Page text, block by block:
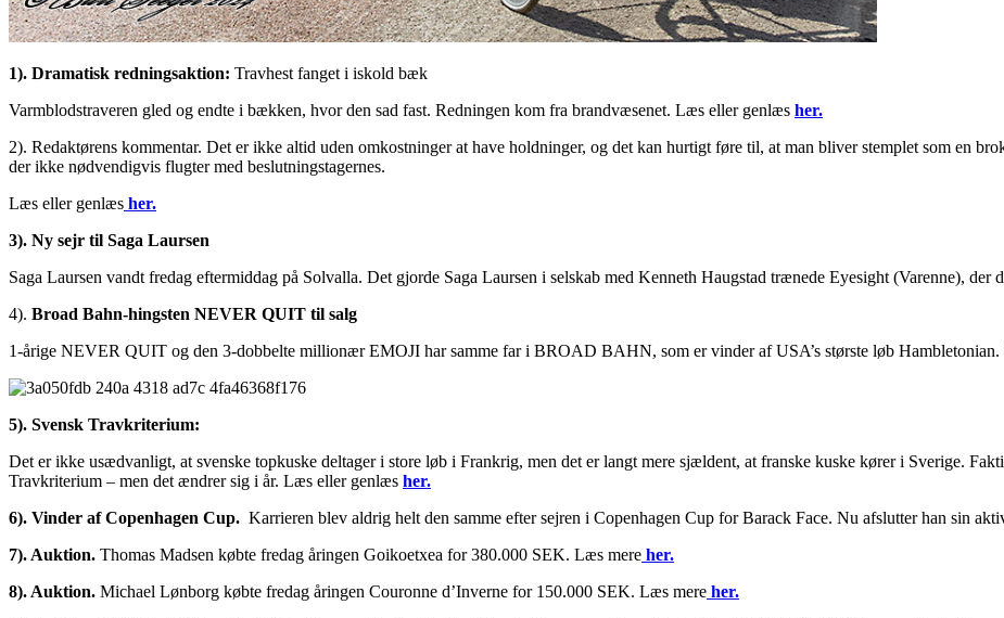
1). Dramatisk redningsaktion: Travhest fanget i iskold bæk
Varmblodstraveren gled og endte i bækken, hvor den sad fast. Redningen kom fra brandvæsenet. Læs eller genlæs her.
2). Redaktørens kommentar. Det er ikke altid uden omkostninger at have holdninger, og det kan hurtigt føre til, at man bliver stemplet som en
der ikke nødvendigvis flugter med beslutningstagernes.
Læs eller genlæs her.
3). Ny sejr til Saga Laursen
Saga Laursen vandt fredag eftermiddag på Solvalla. Det gjorde Saga Laursen i selskab med Kenneth Haugstad trænede Eyesight (Varenne),
4). Broad Bahn-hingsten NEVER QUIT til salg
1-årige NEVER QUIT og den 3-dobbelte millionær EMOJI har samme far i BROAD BAHN, som er vinder af USA’s største løb
5). Svensk Travkriterium:
Det er ikke usædvanligt, at svenske topkuske deltager i store løb i Frankrig, men det er langt mere sjældent, at franske kuske kører i Sverige.
Travkriterium – men det ændrer sig i år. Læs eller genlæs her.
6). Vinder af Copenhagen Cup. Karrieren blev aldrig helt den samme efter sejren i Copenhagen Cup for Barack Face. Nu afslutter han sin
7). Auktion. Thomas Madsen købte fredag åringen Goikoetxea for 380.000 SEK. Læs mere her.
8). Auktion. Michael Lønborg købte fredag åringen Couronne d’Inverne for 150.000 SEK. Læs mere her.